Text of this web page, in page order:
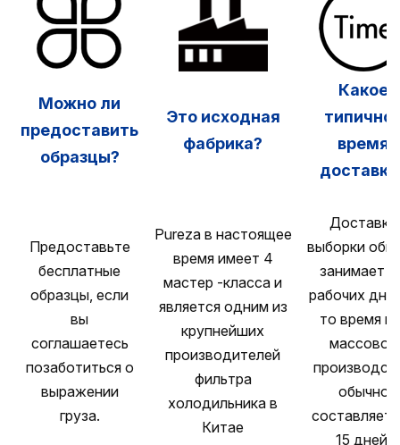
Можно ли
предоставить
образцы?
Это исходная
фабрика?
Какое
время
Предоставьте
бесплатные
образцы, если
вы
соглашаетесь
позаботиться о
выражении
груза.
Pureza в настоящее
время имеет 4
мастер -класса и
является одним из
крупнейших
производителей
фильтра
холодильника в
Китае
Доставка
выборки
занимает
рабочих
то время
массовое
обычно
составляет
15 дней.